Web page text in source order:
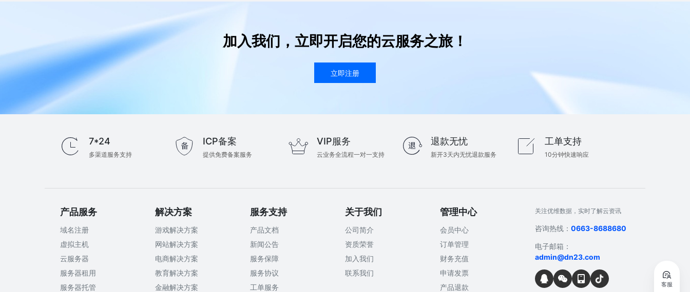
加入我们，立即开启您的云服务之旅！
立即注册
7*24
多渠道服务支持
ICP备案
提供免费备案服务
VIP服务
云业务全流程一对一支持
退款无忧
新开3天内无忧退款服务
工单支持
10分钟快速响应
产品服务
域名注册
虚拟主机
云服务器
服务器租用
服务器托管
解决方案
游戏解决方案
网站解决方案
电商解决方案
教育解决方案
金融解决方案
服务支持
产品文档
新闻公告
服务保障
服务协议
工单服务
关于我们
公司简介
资质荣誉
加入我们
联系我们
管理中心
会员中心
订单管理
财务充值
申请发票
产品退款
关注优维数据，实时了解云资讯
咨询热线： 0663-8688680
电子邮箱：
admin@dn23.com
客服